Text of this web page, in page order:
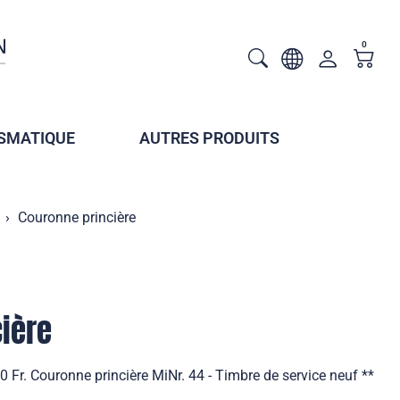
0
AUTRES PRODUITS
Couronne princière
Fr. Couronne princière MiNr. 44 - Timbre de service neuf **